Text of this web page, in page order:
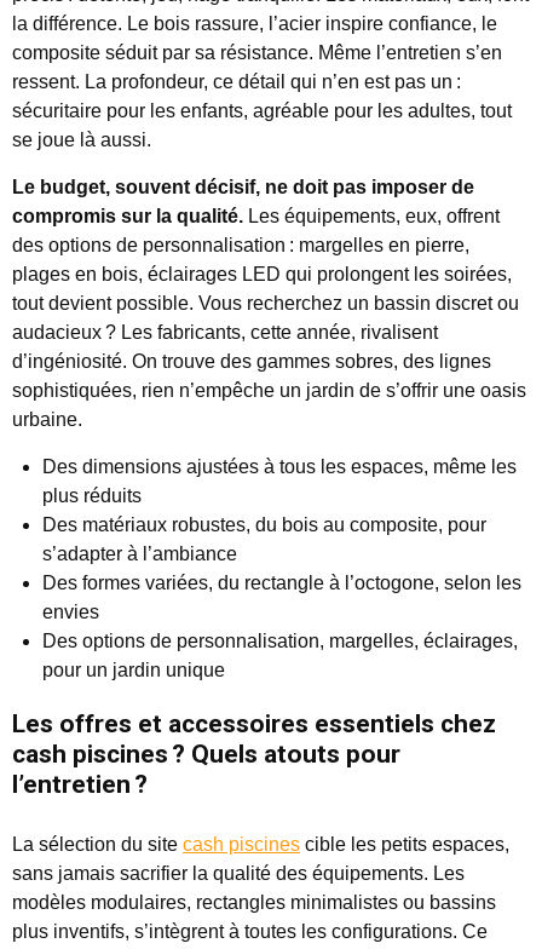
la différence. Le bois rassure, l’acier inspire confiance, le
composite séduit par sa résistance. Même l’entretien s’en
ressent. La profondeur, ce détail qui n’en est pas un :
sécuritaire pour les enfants, agréable pour les adultes, tout
se joue là aussi.
Le budget, souvent décisif, ne doit pas imposer de
compromis sur la qualité. Les équipements, eux, offrent
des options de personnalisation : margelles en pierre,
plages en bois, éclairages LED qui prolongent les soirées,
tout devient possible. Vous recherchez un bassin discret ou
audacieux ? Les fabricants, cette année, rivalisent
d’ingéniosité. On trouve des gammes sobres, des lignes
sophistiquées, rien n’empêche un jardin de s’offrir une oasis
urbaine.
Des dimensions ajustées à tous les espaces, même les
plus réduits
Des matériaux robustes, du bois au composite, pour
s’adapter à l’ambiance
Des formes variées, du rectangle à l’octogone, selon les
envies
Des options de personnalisation, margelles, éclairages,
pour un jardin unique
Les offres et accessoires essentiels chez
cash piscines ? Quels atouts pour
l’entretien ?
La sélection du site cash piscines cible les petits espaces,
sans jamais sacrifier la qualité des équipements. Les
modèles modulaires, rectangles minimalistes ou bassins
plus inventifs, s’intègrent à toutes les configurations. Ce